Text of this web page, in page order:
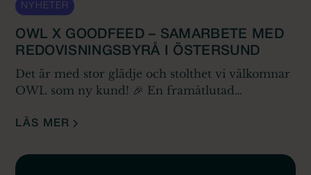
NYHETER
OWL X GOODFEED – SAMARBETE MED
REDOVISNINGSBYRÅ I ÖSTERSUND
Det är med stor glädje och stolthet vi välkomnar
OWL som ny kund! 🎉 En framåtlutad
brinner för att skapa långsiktiga kundrelationer
LÄS MER